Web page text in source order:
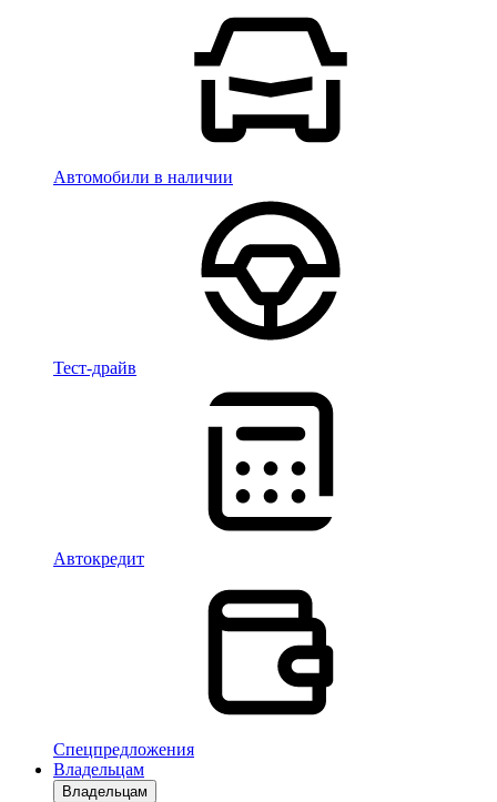
Автомобили в наличии
Тест-драйв
Автокредит
Спецпредложения
Владельцам
Владельцам